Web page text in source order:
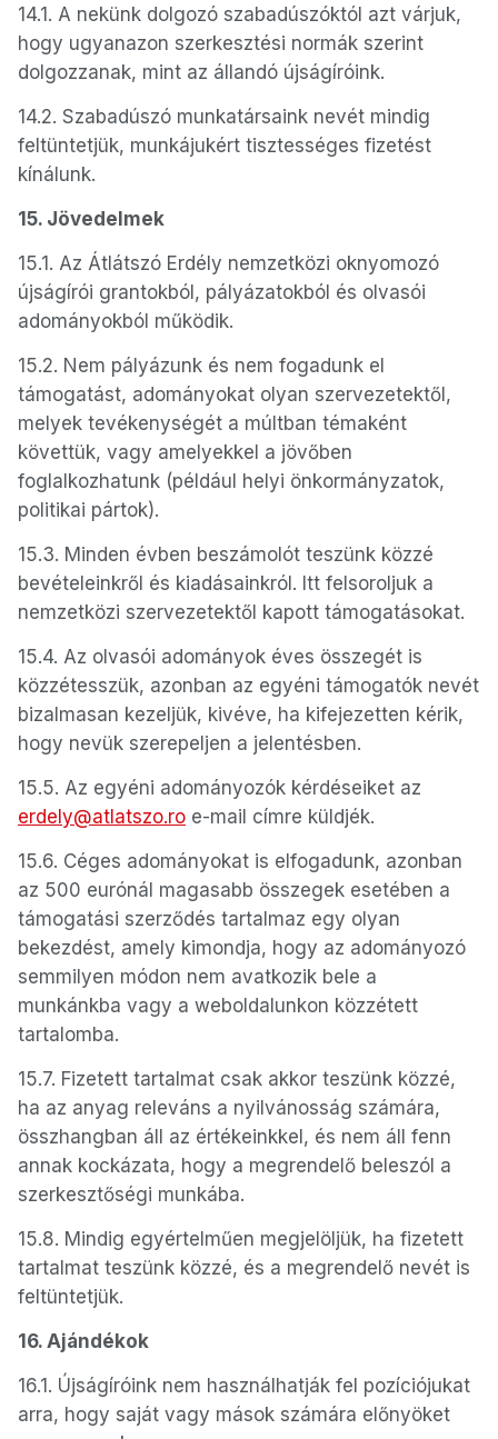
14.1. A nekünk dolgozó szabadúszóktól azt várjuk,
hogy ugyanazon szerkesztési normák szerint
dolgozzanak, mint az állandó újságíróink.
14.2. Szabadúszó munkatársaink nevét mindig
feltüntetjük, munkájukért tisztességes fizetést
kínálunk.
15. Jövedelmek
15.1. Az Átlátszó Erdély nemzetközi oknyomozó
újságírói grantokból, pályázatokból és olvasói
adományokból működik.
15.2. Nem pályázunk és nem fogadunk el
támogatást, adományokat olyan szervezetektől,
melyek tevékenységét a múltban témaként
követtük, vagy amelyekkel a jövőben
foglalkozhatunk (például helyi önkormányzatok,
politikai pártok).
15.3. Minden évben beszámolót teszünk közzé
bevételeinkről és kiadásainkról. Itt felsoroljuk a
nemzetközi szervezetektől kapott támogatásokat.
15.4. Az olvasói adományok éves összegét is
közzétesszük, azonban az egyéni támogatók nevét
bizalmasan kezeljük, kivéve, ha kifejezetten kérik,
hogy nevük szerepeljen a jelentésben.
15.5. Az egyéni adományozók kérdéseiket az
erdely@atlatszo.ro e-mail címre küldjék.
15.6. Céges adományokat is elfogadunk, azonban
az 500 eurónál magasabb összegek esetében a
támogatási szerződés tartalmaz egy olyan
bekezdést, amely kimondja, hogy az adományozó
semmilyen módon nem avatkozik bele a
munkánkba vagy a weboldalunkon közzétett
tartalomba.
15.7. Fizetett tartalmat csak akkor teszünk közzé,
ha az anyag releváns a nyilvánosság számára,
összhangban áll az értékeinkkel, és nem áll fenn
annak kockázata, hogy a megrendelő beleszól a
szerkesztőségi munkába.
15.8. Mindig egyértelműen megjelöljük, ha fizetett
tartalmat teszünk közzé, és a megrendelő nevét is
feltüntetjük.
16. Ajándékok
16.1. Újságíróink nem használhatják fel pozíciójukat
arra, hogy saját vagy mások számára előnyöket